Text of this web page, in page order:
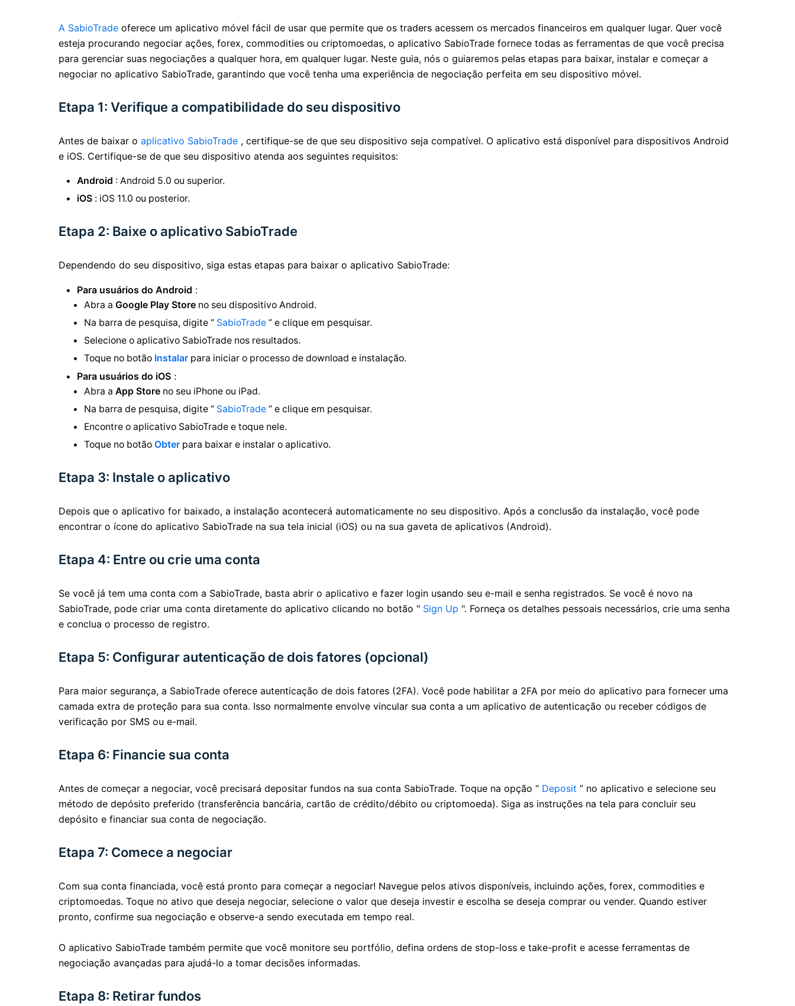
A SabioTrade oferece um aplicativo móvel fácil de usar que permite que os traders acessem os mercados financeiros em qualquer lugar. Quer você
esteja procurando negociar ações, forex, commodities ou criptomoedas, o aplicativo SabioTrade fornece todas as ferramentas de que você precisa
para gerenciar suas negociações a qualquer hora, em qualquer lugar. Neste guia, nós o guiaremos pelas etapas para baixar, instalar e começar a
negociar no aplicativo SabioTrade, garantindo que você tenha uma experiência de negociação perfeita em seu dispositivo móvel.
Etapa 1: Verifique a compatibilidade do seu dispositivo
Antes de baixar o aplicativo SabioTrade , certifique-se de que seu dispositivo seja compatível. O aplicativo está disponível para dispositivos Android
e iOS. Certifique-se de que seu dispositivo atenda aos seguintes requisitos:
Android : Android 5.0 ou superior.
iOS : iOS 11.0 ou posterior.
Etapa 2: Baixe o aplicativo SabioTrade
Dependendo do seu dispositivo, siga estas etapas para baixar o aplicativo SabioTrade:
Para usuários do Android :
Abra a Google Play Store no seu dispositivo Android.
Na barra de pesquisa, digite “ SabioTrade ” e clique em pesquisar.
Selecione o aplicativo SabioTrade nos resultados.
Toque no botão Instalar para iniciar o processo de download e instalação.
Para usuários do iOS :
Abra a App Store no seu iPhone ou iPad.
Na barra de pesquisa, digite “ SabioTrade ” e clique em pesquisar.
Encontre o aplicativo SabioTrade e toque nele.
Toque no botão Obter para baixar e instalar o aplicativo.
Etapa 3: Instale o aplicativo
Depois que o aplicativo for baixado, a instalação acontecerá automaticamente no seu dispositivo. Após a conclusão da instalação, você pode
encontrar o ícone do aplicativo SabioTrade na sua tela inicial (iOS) ou na sua gaveta de aplicativos (Android).
Etapa 4: Entre ou crie uma conta
Se você já tem uma conta com a SabioTrade, basta abrir o aplicativo e fazer login usando seu e-mail e senha registrados. Se você é novo na
SabioTrade, pode criar uma conta diretamente do aplicativo clicando no botão " Sign Up ". Forneça os detalhes pessoais necessários, crie uma senha
e conclua o processo de registro.
Etapa 5: Configurar autenticação de dois fatores (opcional)
Para maior segurança, a SabioTrade oferece autenticação de dois fatores (2FA). Você pode habilitar a 2FA por meio do aplicativo para fornecer uma
camada extra de proteção para sua conta. Isso normalmente envolve vincular sua conta a um aplicativo de autenticação ou receber códigos de
verificação por SMS ou e-mail.
Etapa 6: Financie sua conta
Antes de começar a negociar, você precisará depositar fundos na sua conta SabioTrade. Toque na opção “ Deposit ” no aplicativo e selecione seu
método de depósito preferido (transferência bancária, cartão de crédito/débito ou criptomoeda). Siga as instruções na tela para concluir seu
depósito e financiar sua conta de negociação.
Etapa 7: Comece a negociar
Com sua conta financiada, você está pronto para começar a negociar! Navegue pelos ativos disponíveis, incluindo ações, forex, commodities e
criptomoedas. Toque no ativo que deseja negociar, selecione o valor que deseja investir e escolha se deseja comprar ou vender. Quando estiver
pronto, confirme sua negociação e observe-a sendo executada em tempo real.
O aplicativo SabioTrade também permite que você monitore seu portfólio, defina ordens de stop-loss e take-profit e acesse ferramentas de
negociação avançadas para ajudá-lo a tomar decisões informadas.
Etapa 8: Retirar fundos